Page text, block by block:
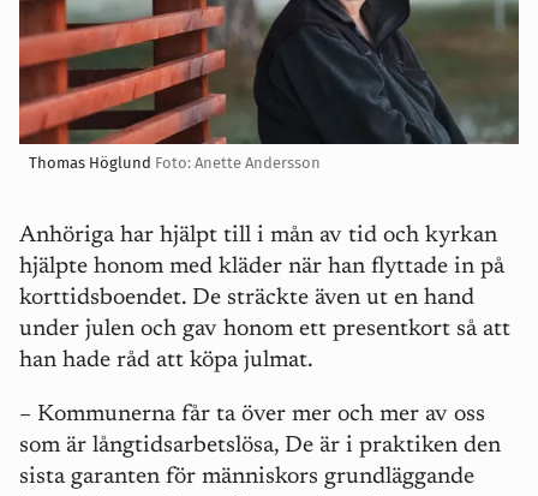
Thomas Höglund Foto: Anette Andersson
Anhöriga har hjälpt till i mån av tid och kyrkan
hjälpte honom med kläder när han flyttade in på
korttidsboendet. De sträckte även ut en hand
under julen och gav honom ett presentkort så att
han hade råd att köpa julmat.
– Kommunerna får ta över mer och mer av oss
som är långtidsarbetslösa, De är i praktiken den
sista garanten för människors grundläggande